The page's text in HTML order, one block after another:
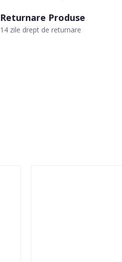
Returnare Produse
14 zile drept de returnare